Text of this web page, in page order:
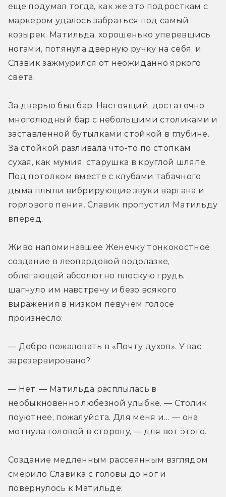
еще подумал тогда, как же это подросткам с
маркером удалось забраться под самый
козырек. Матильда, хорошенько уперевшись
ногами, потянула дверную ручку на себя, и
Славик зажмурился от неожиданно яркого
света.
За дверью был бар. Настоящий, достаточно
многолюдный бар с небольшими столиками и
заставленной бутылками стойкой в глубине.
За стойкой разливала что-то по стопкам
сухая, как мумия, старушка в круглой шляпе.
Под потолком вместе с клубами табачного
дыма плыли вибрирующие звуки варгана и
горлового пения. Славик пропустил Матильду
вперед.
Живо напоминавшее Женечку тонкокостное
создание в леопардовой водолазке,
облегающей абсолютно плоскую грудь,
шагнуло им навстречу и безо всякого
выражения в низком певучем голосе
произнесло:
— Добро пожаловать в «Почту духов». У вас
зарезервировано?
— Нет. — Матильда расплылась в
необыкновенно любезной улыбке. — Столик
поуютнее, пожалуйста. Для меня и… — она
мотнула головой в сторону, — для вот этого.
Создание медленным рассеянным взглядом
смерило Славика с головы до ног и
повернулось к Матильде: